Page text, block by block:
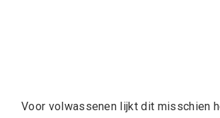
Voor volwassenen lijkt dit misschien